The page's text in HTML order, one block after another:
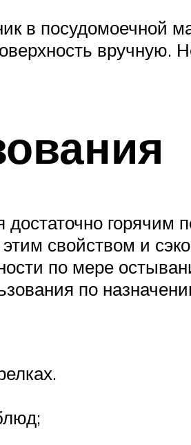
в посудомоечной
вручную.
горячим
свойством и
по мере
по